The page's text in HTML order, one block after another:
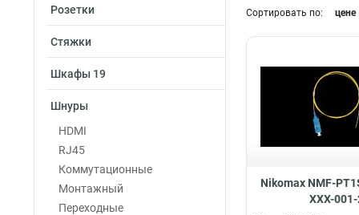
Розетки
Стяжки
Шкафы 19
Шнуры
HDMI
RJ45
Коммутационные
Монтажный
Переходные
Категория
Кат3
18
79
93
Сортировать по: цене
Nikomax NMF-
XXX-